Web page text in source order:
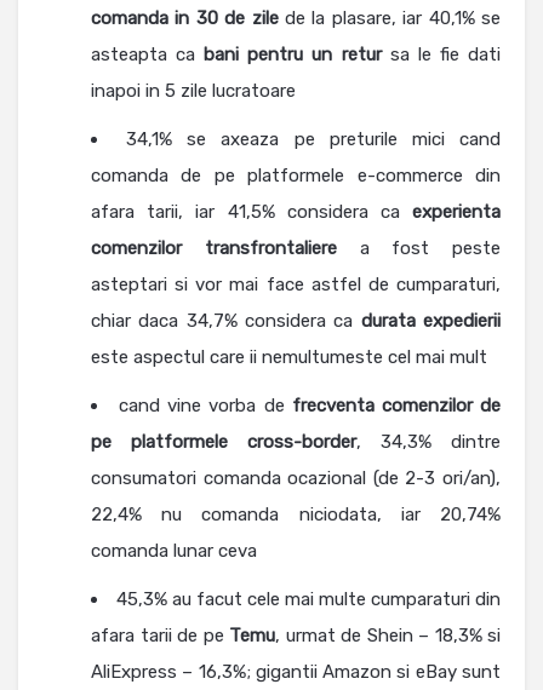
comanda in 30 de zile de la plasare, iar 40,1% se
asteapta cabani pentru un retursa le fie dati
inapoi in 5 zile lucratoare
34,1% se axeaza pe preturile mici cand
comanda de pe platformele e-commerce din
afara tarii, iar 41,5% considera ca experienta
comenzilor transfrontaliere a fost peste
asteptari si vor mai face astfel de cumparaturi,
chiar daca 34,7% considera ca durata expedierii
este aspectul care ii nemultumeste cel mai mult
cand vine vorba de frecventa comenzilor de
pe platformele cross-border, 34,3% dintre
consumatori comanda ocazional (de 2-3 ori/an),
22,4% nu comanda niciodata, iar 20,74%
comanda lunar ceva
45,3% au facut cele mai multe cumparaturi din
afara tarii de pe Temu, urmat de Shein – 18,3% si
AliExpress – 16,3%; gigantii Amazon si eBay sunt